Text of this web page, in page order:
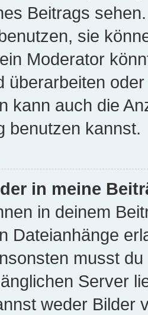
Beitrags
sie
Moderator
überarbeiten
kann auch die
benutzen kannst.
in meine
in deinem
Dateianhänge
musst
Server
weder Bilder